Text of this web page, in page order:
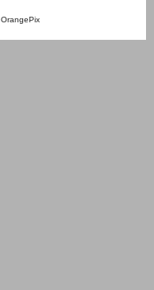
OrangePix